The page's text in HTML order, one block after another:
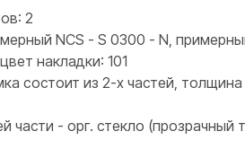
2
NCS - S 0300 - N,
накладки: 101
состоит из 2-х частей,
части - орг. стекло (прозрачный